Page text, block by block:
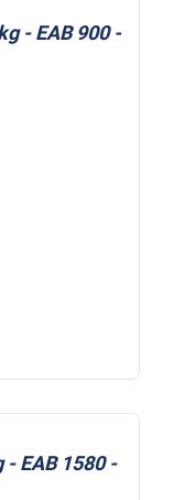
- EAB 900 -
EAB 1580 -